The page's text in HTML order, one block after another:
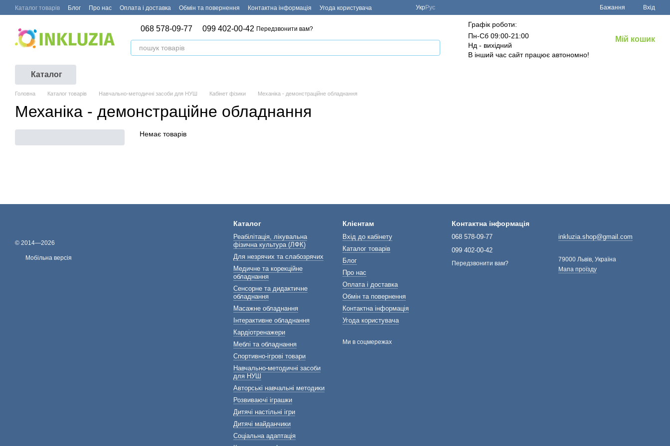
Перейти до основного контенту
Каталог товарів Блог Про нас Оплата і доставка Обмін та повернення Контактна інформація Угода користувача УкрРус Бажання Вхід
068 578-09-77 099 402-00-42 Передзвонити вам?
Графік роботи:
Пн-Сб 09:00-21:00
Нд - вихідний
В інший час сайт працює автономно!
Мій кошик
Каталог
Головна Каталог товарів Навчально-методичні засоби для НУШ Кабінет фізики Механіка - демонстраційне обладнання
Механіка - демонстраційне обладнання
Немає товарів
© 2014—2026
Мобільна версія
Каталог
Реабілітація, лікувальна
фізична культура (ЛФК)
Для незрячих та слабозрячих
Медичне та корекційне
обладнання
Сенсорне та дидактичне
обладнання
Масажне обладнання
Інтерактивне обладнання
Кардіотренажери
Меблі та обладнання
Спортивно-ігрові товари
Навчально-методичні засоби
для НУШ
Авторські навчальні методики
Розвиваючі іграшки
Дитячі настільні ігри
Дитячі майданчики
Соціальна адаптація
Клієнтам
Вхід до кабінету
Каталог товарів
Блог
Про нас
Оплата і доставка
Обмін та повернення
Контактна інформація
Угода користувача
Ми в соцмережах
Контактна інформація
068 578-09-77
099 402-00-42
Передзвонити вам?
inkluzia.shop@gmail.com
79000 Львів, Україна
Мапа проїзду